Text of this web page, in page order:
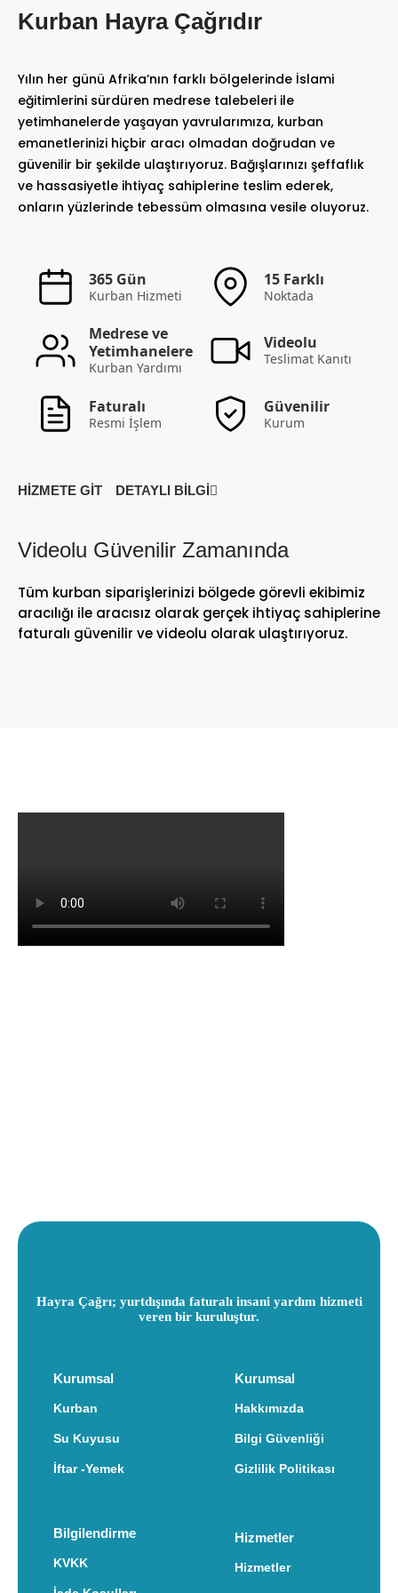
Kurban Hayra Çağrıdır
Yılın her günü Afrika’nın farklı bölgelerinde İslami
eğitimlerini sürdüren medrese talebeleri ile
yetimhanelerde yaşayan yavrularımıza, kurban
emanetlerinizi hiçbir aracı olmadan doğrudan ve
güvenilir bir şekilde ulaştırıyoruz. Bağışlarınızı şeffaflık
ve hassasiyetle ihtiyaç sahiplerine teslim ederek,
onların yüzlerinde tebessüm olmasına vesile oluyoruz.
365 Gün
Kurban Hizmeti
15 Farklı
Noktada
Medrese ve
Yetimhanelere
Kurban Yardımı
Videolu
Teslimat Kanıtı
Faturalı
Resmi İşlem
Güvenilir
Kurum
HİZMETE GİT DETAYLI BİLGİ
Videolu Güvenilir Zamanında
Tüm kurban siparişlerinizi bölgede görevli ekibimiz
aracılığı ile aracısız olarak gerçek ihtiyaç sahiplerine
faturalı güvenilir ve videolu olarak ulaştırıyoruz.
Hayra Çağrı; yurtdışında faturalı insani yardım hizmeti
veren bir kuruluştur.
Kurumsal
Kurban
Su Kuyusu
İftar -Yemek
Kurumsal
Hakkımızda
Bilgi Güvenliği
Gizlilik Politikası
Bilgilendirme
KVKK
Hizmetler
Hizmetler